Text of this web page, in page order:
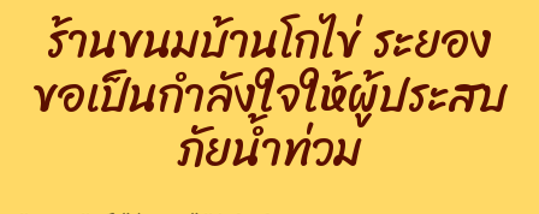
ร้านขนมบ้านโกไข่ ระยอง
ขอเป็นกำลังใจให้ผู้ประสบ
ภัยน้ำท่วม